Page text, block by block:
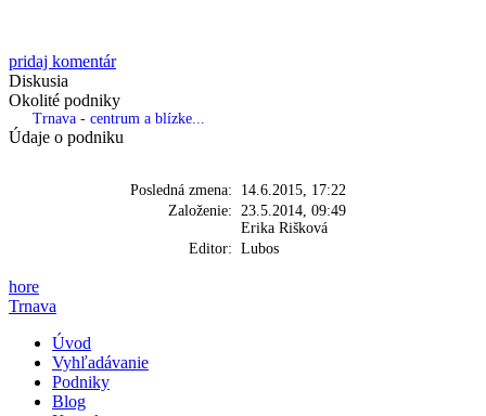
pridaj komentár
Diskusia
Okolité podniky
Trnava - centrum a blízke...
Údaje o podniku
Posledná zmena: 14.6.2015, 17:22
Založenie: 23.5.2014, 09:49
Erika Rišková
Editor: Lubos
hore
Trnava
Úvod
Vyhľadávanie
Podniky
Blog